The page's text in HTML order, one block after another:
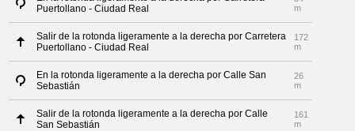
Puertollano - Ciudad Real
m
Salir de la rotonda ligeramente a la derecha por Carretera
Puertollano - Ciudad Real
172
m
En la rotonda ligeramente a la derecha por Calle San
Sebastián
26
m
Salir de la rotonda ligeramente a la derecha por Calle
San Sebastián
161
m